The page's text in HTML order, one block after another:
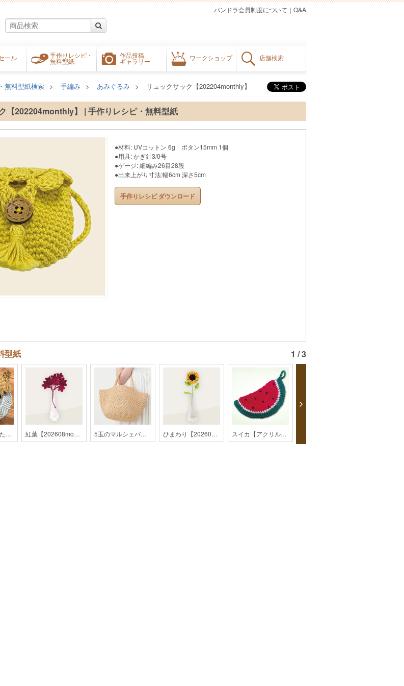
ール
手作りレシピ・
無料型紙
作品投稿
ギャラリー
ワークショップ 店舗検索
Q&A
｜
パンドラ会員制度について
無料型紙検索 手編み あみぐるみ リュックサック【202204monthly】
【202204monthly】 | 手作りレシピ・無料型紙
●材料: UVコットン 6g ボタン15mm 1個
●用具: かぎ針3/0号
●ゲージ: 細編み26目28段
●出来上がり寸法:幅6cm 深さ5cm
手作りレシピ ダウンロード
型紙 1 / 3
アクリルたわしたいやき【202309monthly】 紅葉【202608monthly】 5玉のマルシェバッグ【2019SS】 ひまわり【202607monthly】 スイカ【アクリルたわし】【monthly】